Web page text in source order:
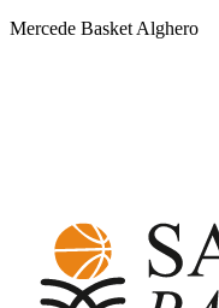
Mercede Basket Alghero